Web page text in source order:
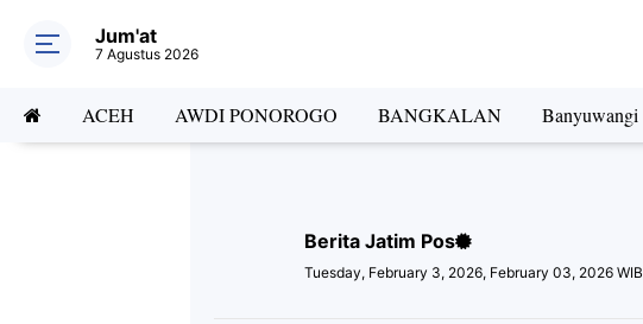
Jum'at
7 Agustus 2026
ACEH AWDI PONOROGO BANGKALAN Banyuwangi
Berita Jatim Pos
Tuesday, February 3, 2026, February 03, 2026 WIB